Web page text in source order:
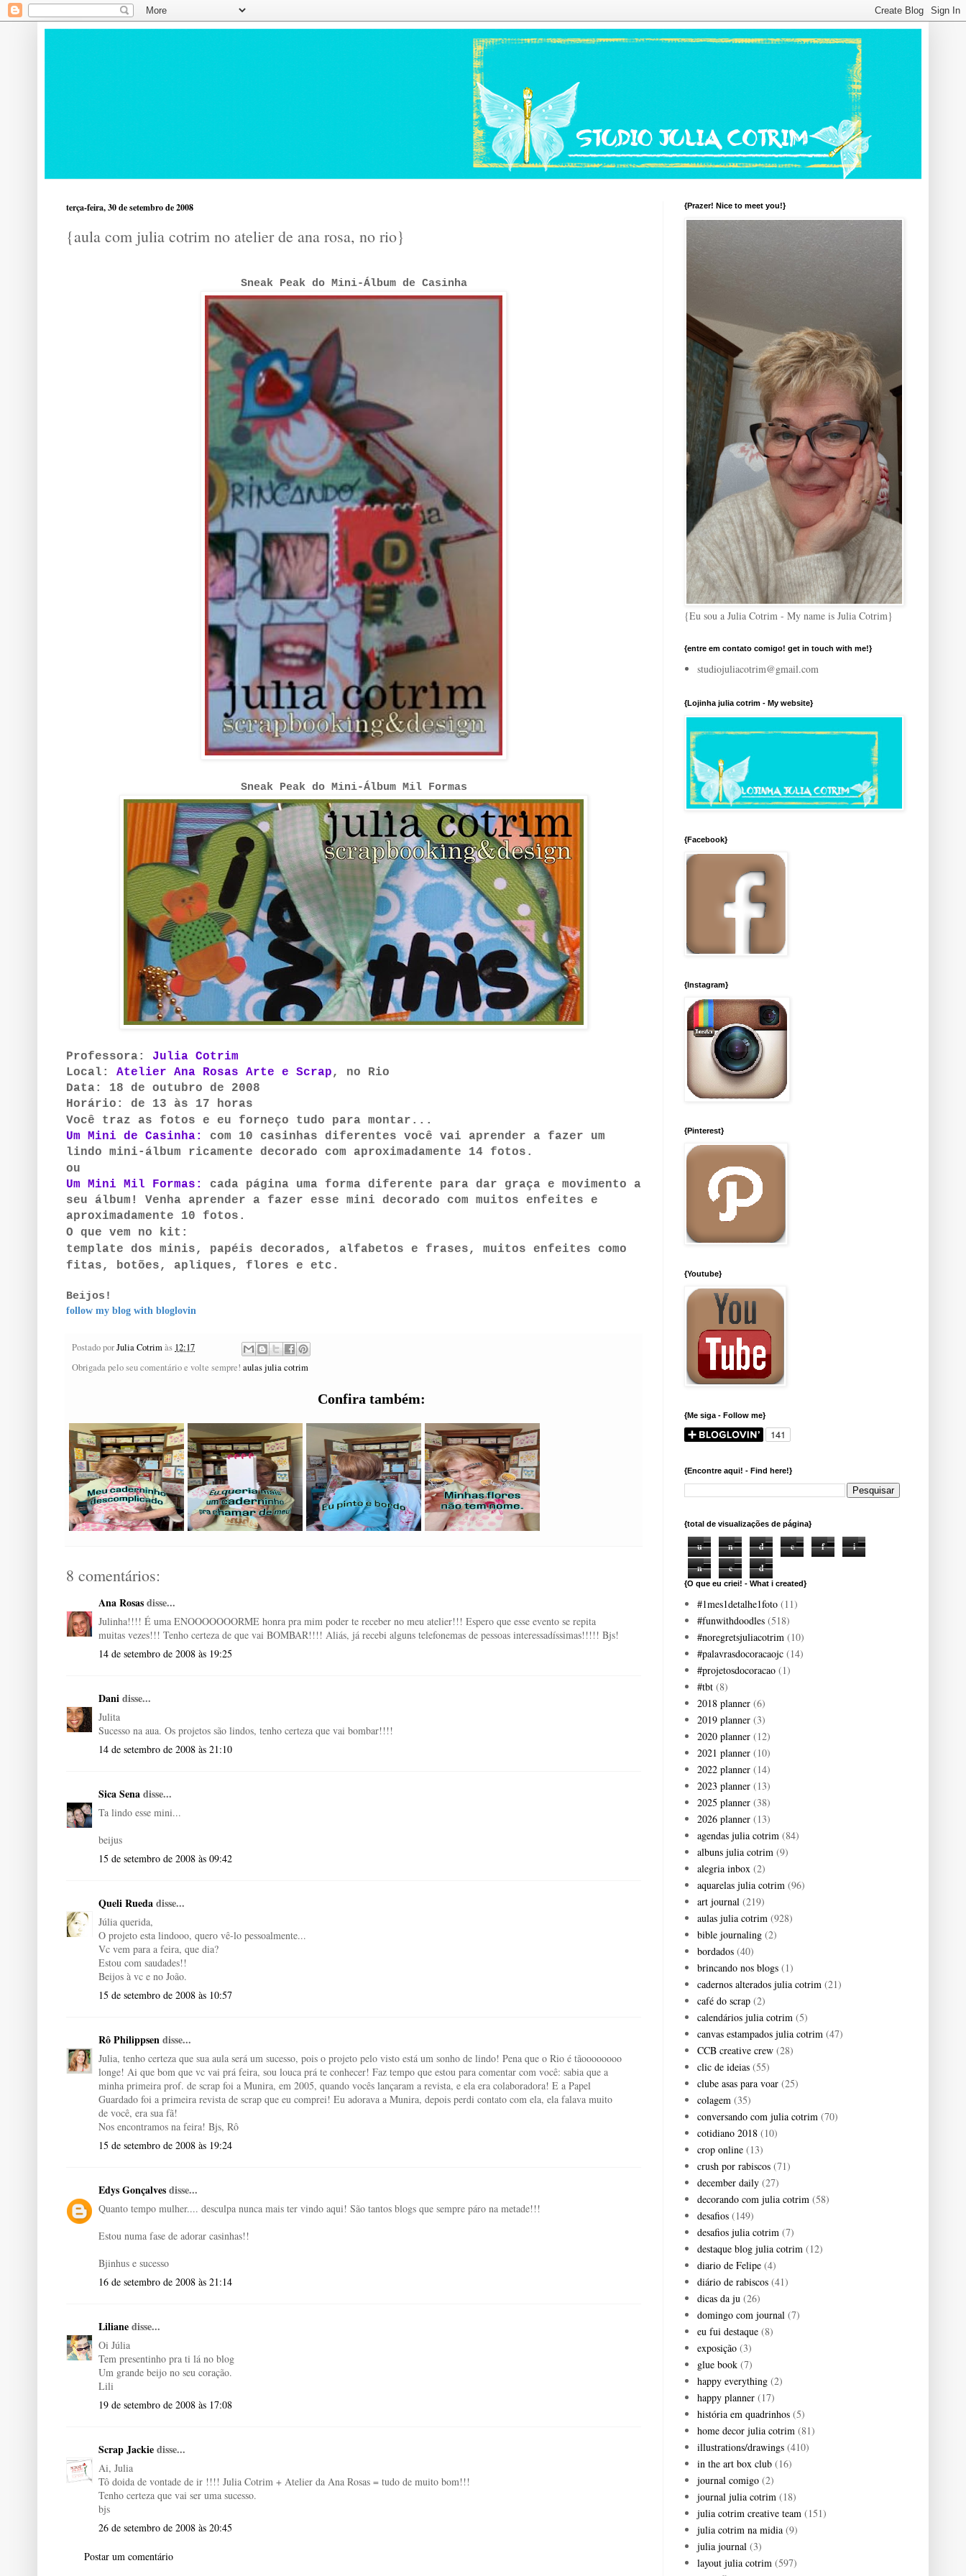
terça-feira, 30 de setembro de 2008
{aula com julia cotrim no atelier de ana rosa, no rio}
Sneak Peak do Mini-Álbum de Casinha
Sneak Peak do Mini-Álbum Mil Formas
Professora: Julia Cotrim
Local: Atelier Ana Rosas Arte e Scrap, no Rio
Data: 18 de outubro de 2008
Horário: de 13 às 17 horas
Você traz as fotos e eu forneço tudo para montar...
Um Mini de Casinha:
com 10 casinhas diferentes você vai aprender a fazer um
lindo mini-álbum ricamente decorado com aproximadamente 14 fotos.
ou
Um Mini Mil Formas:
cada página uma forma diferente para dar graça e movimento a
seu álbum! Venha aprender a fazer esse mini decorado com muitos enfeites e
aproximadamente 10 fotos.
O que vem no kit:
template dos minis, papéis decorados, alfabetos e frases, muitos enfeites como
fitas, botões, apliques, flores e etc.
Beijos!
follow my blog with bloglovin
Postado porJulia Cotrimàs 12:17
Obrigada pelo seu comentário e volte sempre! aulas julia cotrim
Confira também:
8 comentários:
Ana Rosasdisse...
Julinha!!!! É uma ENOOOOOOORME honra pra mim poder te receber no meu atelier!!! Espero que esse evento se repita
muitas vezes!!! Tenho certeza de que vai BOMBAR!!!! Aliás, já recebi alguns telefonemas de pessoas interessadíssimas!!!!! Bjs!
14 de setembro de 2008 às 19:25
Danidisse...
Julita
Sucesso na aua. Os projetos são lindos, tenho certeza que vai bombar!!!!
14 de setembro de 2008 às 21:10
Sica Senadisse...
Ta lindo esse mini...
beijus
15 de setembro de 2008 às 09:42
Queli Ruedadisse...
Júlia querida,
O projeto esta lindooo, quero vê-lo pessoalmente...
Vc vem para a feira, que dia?
Estou com saudades!!
Beijos à vc e no João.
15 de setembro de 2008 às 10:57
Rô Philippsendisse...
Julia, tenho certeza que sua aula será um sucesso, pois o projeto pelo visto está um sonho de lindo! Pena que o Rio é tãoooooooo
longe! Ai que bom que vc vai prá feira, sou louca prá te conhecer! Faz tempo que estou para comentar com você: sabia que a
minha primeira prof. de scrap foi a Munira, em 2005, quando vocês lançaram a revista, e ela era colaboradora! E a Papel
Guardado foi a primeira revista de scrap que eu comprei! Eu adorava a Munira, depois perdi contato com ela, ela falava muito
de você, era sua fã!
Nos encontramos na feira! Bjs, Rô
15 de setembro de 2008 às 19:24
Edys Gonçalvesdisse...
Quanto tempo mulher.... desculpa nunca mais ter vindo aqui! São tantos blogs que sempre páro na metade!!!
Estou numa fase de adorar casinhas!!
Bjinhus e sucesso
16 de setembro de 2008 às 21:14
Lilianedisse...
Oi Júlia
Tem presentinho pra ti lá no blog
Um grande beijo no seu coração.
Lili
19 de setembro de 2008 às 17:08
Scrap Jackiedisse...
Ai, Julia
Tô doida de vontade de ir !!!! Julia Cotrim + Atelier da Ana Rosas = tudo de muito bom!!!
Tenho certeza que vai ser uma sucesso.
bjs
26 de setembro de 2008 às 20:45
Postar um comentário
{Prazer! Nice to meet you!}
{Eu sou a Julia Cotrim - My name is Julia Cotrim}
{entre em contato comigo! get in touch with me!}
studiojuliacotrim@gmail.com
{Lojinha julia cotrim - My website}
{Facebook}
{Instagram}
{Pinterest}
{Youtube}
{Me siga - Follow me}
{Encontre aqui! - Find here!}
{total de visualizações de página}
u n d e f
i
n
e d
{O que eu criei! - What i created}
#1mes1detalhe1foto (11)
#funwithdoodles (518)
#noregretsjuliacotrim (10)
#palavrasdocoracaojc (14)
#projetosdocoracao (1)
#tbt (8)
2018 planner (6)
2019 planner (3)
2020 planner (12)
2021 planner (10)
2022 planner (14)
2023 planner (13)
2025 planner (38)
2026 planner (13)
agendas julia cotrim (84)
albuns julia cotrim (9)
alegria inbox (2)
aquarelas julia cotrim (96)
art journal (219)
aulas julia cotrim (928)
bible journaling (2)
bordados (40)
brincando nos blogs (1)
cadernos alterados julia cotrim (21)
café do scrap (2)
calendários julia cotrim (5)
canvas estampados julia cotrim (47)
CCB creative crew (28)
clic de ideias (55)
clube asas para voar (25)
colagem (35)
conversando com julia cotrim (70)
cotidiano 2018 (10)
crop online (13)
crush por rabiscos (71)
december daily (27)
decorando com julia cotrim (58)
desafios (149)
desafios julia cotrim (7)
destaque blog julia cotrim (12)
diario de Felipe (4)
diário de rabiscos (41)
dicas da ju (26)
domingo com journal (7)
eu fui destaque (8)
exposição (3)
glue book (7)
happy everything (2)
happy planner (17)
história em quadrinhos (5)
home decor julia cotrim (81)
illustrations/drawings (410)
in the art box club (16)
journal comigo (2)
journal julia cotrim (18)
julia cotrim creative team (151)
julia cotrim na midia (9)
julia journal (3)
layout julia cotrim (597)